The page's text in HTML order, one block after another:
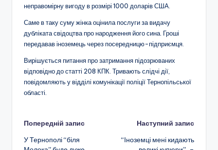
неправомірну вигоду в розмірі 1000 доларів США.
Саме в таку суму жінка оцінила послуги за видачу
дубліката свідоцтва про народження його сина. Гроші
передавав іноземець через посередницю-підприємця.
Вирішується питання про затримання підозрюваних
відповідно до статті 208 КПК. Тривають слідчі дії,
повідомляють у відділі комунікації поліції Тернопільської
області.
Навігація
по
Попередній запис
У Тернополі “біля
Наступний запис
“Іноземці мені кидають